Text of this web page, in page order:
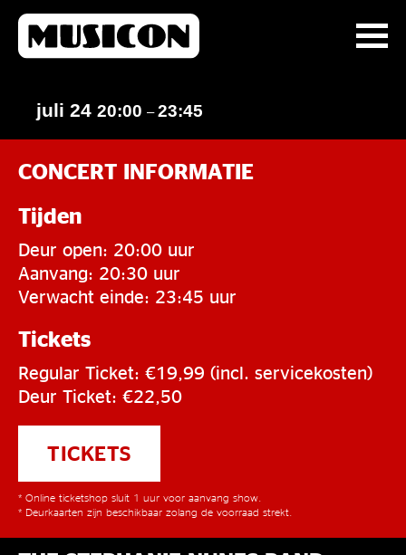
juli 24 20:00 –23:45
CONCERT INFORMATIE
Tijden
Deur open: 20:00 uur
Aanvang: 20:30 uur
Verwacht einde: 23:45 uur
Tickets
Regular Ticket: €19,99 (incl. servicekosten)
Deur Ticket: €22,50
TICKETS
* Online ticketshop sluit 1 uur voor aanvang show.
* Deurkaarten zijn beschikbaar zolang de voorraad strekt.